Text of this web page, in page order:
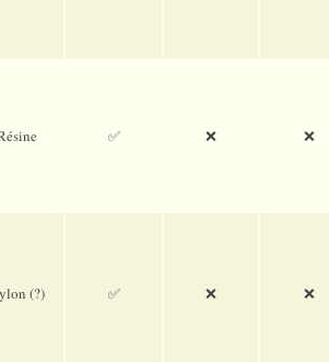
✅ ❌ ❌
(?) ✅ ❌ ❌